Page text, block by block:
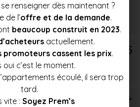
€
Prix moyen
437 000 €
Prix max
461 500 €
T5
T6+
renseigner dès maintenant ?
de l’offre et de la demande.
beaucoup construit en 2023.
actuellement.
promoteurs cassent les prix.
oui c’est le moment.
écoulé, il sera trop
tard.
vite : Soyez Prem’s